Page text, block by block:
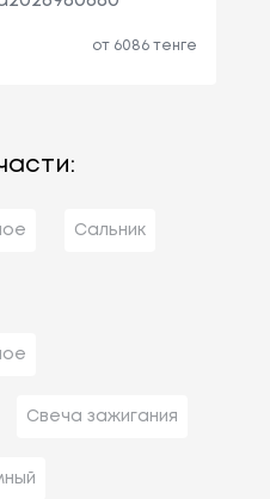
от 6086 тенге
Сальник
Свеча зажигания